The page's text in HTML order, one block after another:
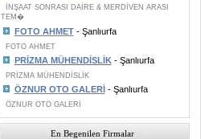
İNŞAAT SONRASI DAİRE & MERDİVEN ARASI
TEM�
FOTO AHMET- Şanlıurfa
FOTO AHMET
PRİZMA MÜHENDİSLİK- Şanlıurfa
PRİZMA MÜHENDİSLİK
ÖZNUR OTO GALERİ- Şanlıurfa
ÖZNUR OTO GALERİ
En Begenilen Firmalar